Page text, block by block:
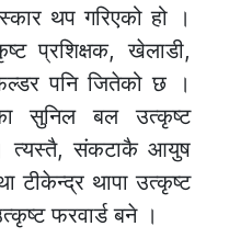
थप गरिएको हो ।
प्रशिक्षक, खेलाडी,
पनि जितेको छ ।
सुनिल बल उत्कृष्ट
त्यस्तै, संकटाकै आयुष
टीकेन्द्र थापा उत्कृष्ट
फरवार्ड बने ।